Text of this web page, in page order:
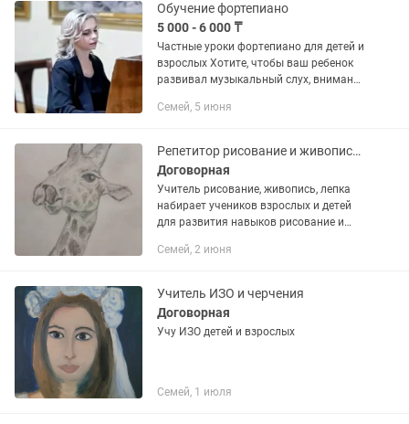
Обучение фортепиано
5 000 - 6 000 ₸
Частные уроки фортепиано для детей и
взрослых Хотите, чтобы ваш ребенок
развивал музыкальный слух, внимание
инструмент и сыграть любимые
Семей, 5 июня
Репетитор рисование и живописи, лепка
Договорная
Учитель рисование, живопись, лепка
набирает учеников взрослых и детей
для развития навыков рисование и
способности ученика и любви к
Семей, 2 июня
Учитель ИЗО и черчения
Договорная
Учу ИЗО детей и взрослых
Семей, 1 июля